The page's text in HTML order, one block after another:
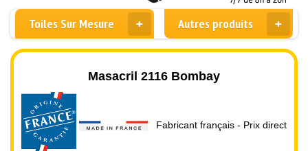
Toiles Sur Mesure Autres produits
Masacril 2116 Bombay
Fabricant français - Prix direct